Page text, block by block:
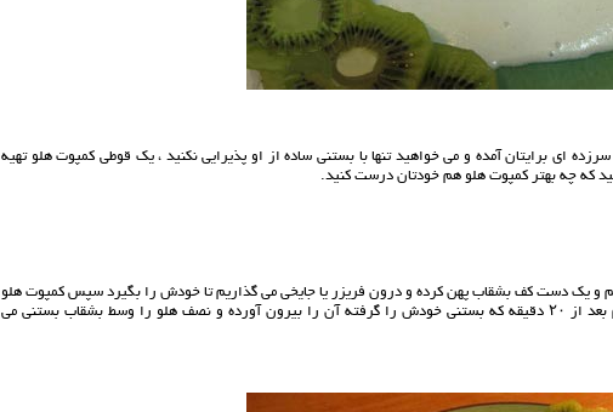
ای برایتان آمده و می خواهید تنها با بستنی ساده از او پذیرایی نکنید ، یک قوطی کمپوت هلو تهیه
که چه بهتر کمپوت هلو هم خودتان درست کنید.
و یک دست کف بشقاب پهن کرده و درون فریزر یا جایخی می گذاریم تا خودش را بگیرد سپس کمپوت هلو
را که معمولا در قوطی کنسرو از وسط به دو نیم شده و آماده است برمی داریم بعد از ۲۰ دقیقه که بستنی خودش را گرفته آن را بیرون آورده و نصف هلو را وسط بشقاب بستنی می